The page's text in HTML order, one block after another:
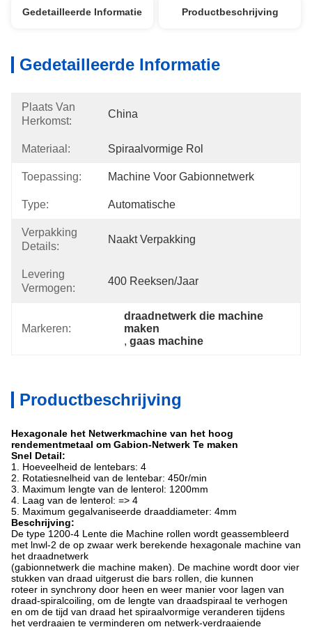
Gedetailleerde Informatie Productbeschrijving
Gedetailleerde Informatie
Plaats Van
Herkomst:
China
Materiaal: Spiraalvormige Rol
Toepassing: Machine Voor Gabionnetwerk
Type: Automatische
Verpakking
Details:
Naakt Verpakking
Levering
Vermogen:
400 Reeksen/Jaar
Markeren:
draadnetwerk die machine
maken
, gaas machine
Productbeschrijving
Hexagonale het Netwerkmachine van het hoog
rendementmetaal om Gabion-Netwerk Te maken
Snel Detail:
1. Hoeveelheid de lentebars: 4
2. Rotatiesnelheid van de lentebar: 450r/min
3. Maximum lengte van de lenterol: 1200mm
4. Laag van de lenterol: => 4
5. Maximum gegalvaniseerde draaddiameter: 4mm
Beschrijving:
De type 1200-4 Lente die Machine rollen wordt geassembleerd
met lnwl-2 de op zwaar werk berekende hexagonale machine van
het draadnetwerk
(gabionnetwerk die machine maken). De machine wordt door vier
stukken van draad uitgerust die bars rollen, die kunnen
roteer in synchrony door heen en weer manier voor lagen van
draad-spiralcoiling, om de lengte van draadspiraal te verhogen
en om de tijd van draad het spiraalvormige veranderen tijdens
het verdraaien te verminderen om netwerk-verdraaiende